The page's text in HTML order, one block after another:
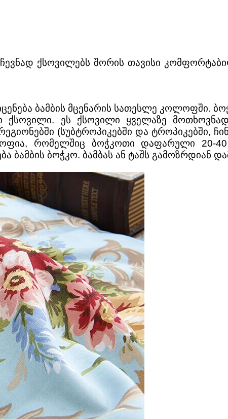
ქსოვილებს შორის თავისი
ბამბის მცენარის სათესლე კოლოფში.
ქსოვილი. ეს ქსოვილი ყველაზე
(სუბტროპიკებში და ტროპიკებში,
რომელშიც ბოჭკოთი დაფარული 20-
ბოჭკო. ბამბას ან ტაშს გამოზრდიან